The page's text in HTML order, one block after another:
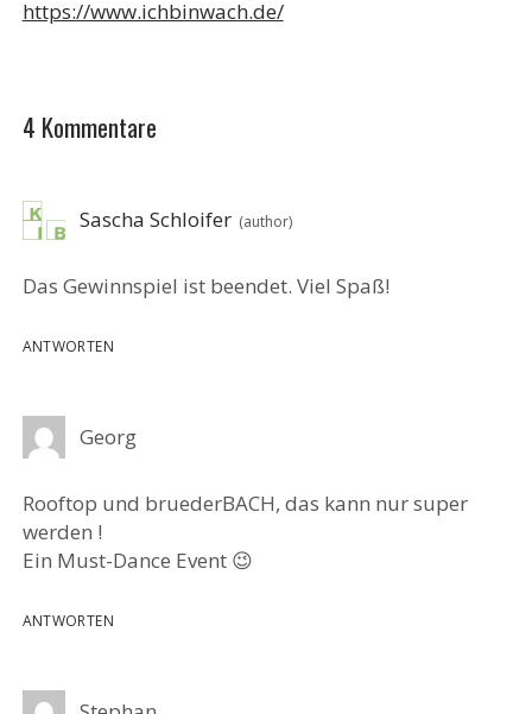
https://www.ichbinwach.de/
4 Kommentare
Sascha Schloifer
Das Gewinnspiel ist beendet. Viel Spaß!
ANTWORTEN
Georg
Rooftop und bruederBACH, das kann nur super
werden !
Ein Must-Dance Event 😉
ANTWORTEN